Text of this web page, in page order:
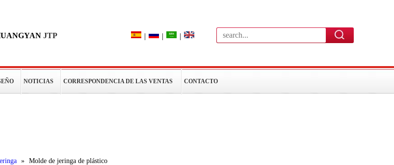
JTP
| | |
NOTICIAS CORRESPONDENCIA DE LAS VENTAS CONTACTO
» Molde de jeringa de plástico